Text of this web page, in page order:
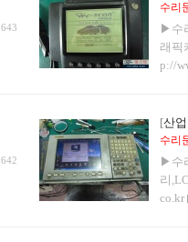
643
수리
▶수
래픽
p://
642
[산
수리
▶수
리